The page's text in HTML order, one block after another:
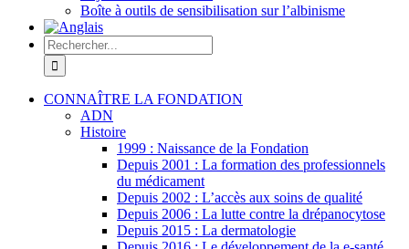
Boîte à outils de sensibilisation sur l’albinisme
Rechercher:
CONNAÎTRE LA FONDATION
ADN
Histoire
1999 : Naissance de la Fondation
Depuis 2001 : La formation des professionnels
du médicament
Depuis 2002 : L’accès aux soins de qualité
Depuis 2006 : La lutte contre la drépanocytose
Depuis 2015 : La dermatologie